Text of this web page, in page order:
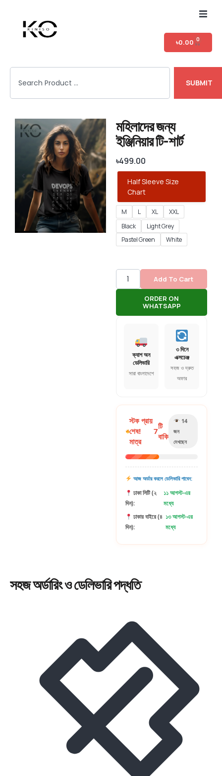
৳0.00 0
SUBMIT
মহিলাদের জন্য
ইঞ্জিনিয়ার টি-শার্ট
৳499.00
Half Sleeve Size
Chart
M L XL
XXL
Black
Light Grey
Pastel Green
White
Add To Cart
ORDER ON
WHATSAPP
ক্যাশ অন
ডেলিভারি
সারা বাংলাদেশে
৩ দিনে
এক্সচেঞ্জ
সহজ ও দ্রুত
অফার
স্টক প্রায়
শেষ!
মাত্র
7
টি
বাকি
14
জন
দেখছেন
আজ অর্ডার করলে ডেলিভারি পাবেন:
ঢাকা সিটি (২
দিন):
১১ আগস্ট-এর
মধ্যে
ঢাকার বাইরে (৪
দিন):
১৩ আগস্ট-এর
মধ্যে
সহজঅর্ডারিংও ডেলিভারি পদ্ধতি